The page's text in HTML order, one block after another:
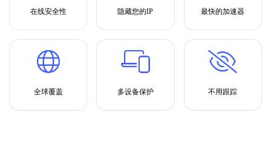
在线安全性 隐藏您的IP 最快的加速器
全球覆盖 多设备保护 不用跟踪